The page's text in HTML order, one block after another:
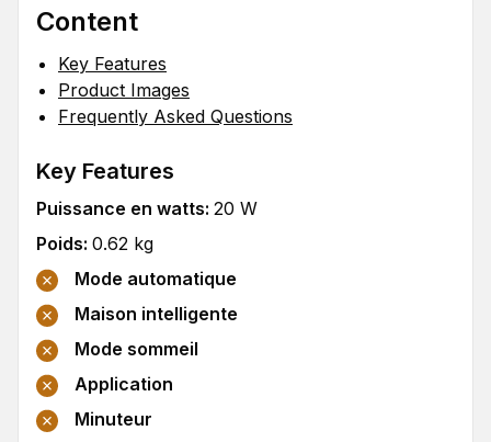
Content
Key Features
Product Images
Frequently Asked Questions
Key Features
Puissance en watts: 20 W
Poids: 0.62 kg
Mode automatique
Maison intelligente
Mode sommeil
Application
Minuteur